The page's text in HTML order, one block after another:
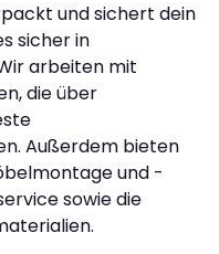
und sichert dein
sicher in
arbeiten mit
die über
Außerdem bieten
und -
sowie die